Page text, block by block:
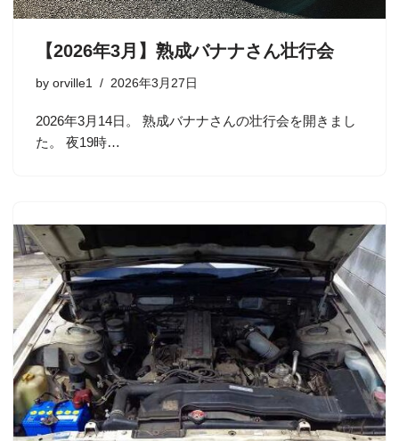
【2026年3月】熟成バナナさん壮行会
by orville1 2026年3月27日
2026年3月14日。 熟成バナナさんの壮行会を開きまし
た。 夜19時…